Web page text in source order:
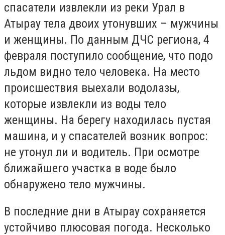
спасатели извлекли из реки Урал в
Атырау тела двоих утонувших – мужчины
и женщины. По данным ДЧС региона, 4
февраля поступило сообщение, что подо
льдом видно тело человека. На место
происшествия выехали водолазы,
которые извлекли из воды тело
женщины. На берегу находилась пустая
машина, и у спасателей возник вопрос:
не утонул ли и водитель. При осмотре
ближайшего участка в воде было
обнаружено тело мужчины.
В последние дни в Атырау сохраняется
устойчиво плюсовая погода. Несколько